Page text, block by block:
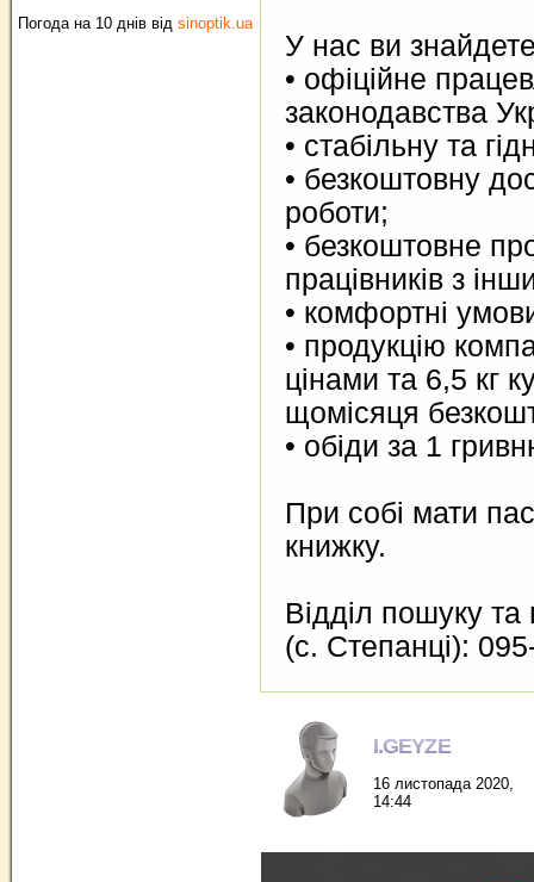
Погода на 10 днів від sinoptik.ua
У нас ви
• офіційне
законодавства
• стабільну та
• безкоштовну
роботи;
• безкоштовне
працівників з
• комфортні
• продукцію
цінами та 6,5 кг
щомісяця
• обіди за 1
При собі мати
книжку.
Відділ пошуку
(с. Степанці):
I.GEYZE
16 листопада 2020,
14:44